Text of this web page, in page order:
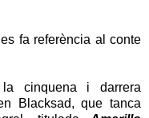
fa referència al conte
cinquena i darrera
Blacksad, que tanca